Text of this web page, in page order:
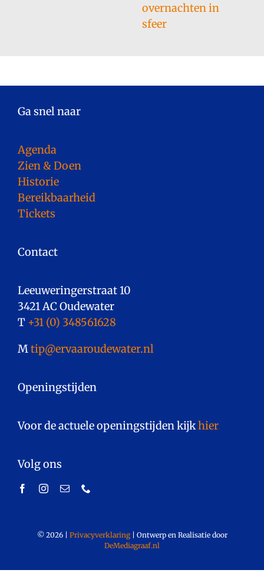
overnachten in
sfeer
Ga snel naar
Agenda
Zien & Doen
Historie
Bereikbaarheid
Tickets
Contact
Leeuweringerstraat 10
3421 AC Oudewater
T +31 (0) 348561628
Mtip@ervaaroudewater.nl
Openingstijden
Voor de actuele openingstijden kijkhier.
Volg ons
© 2026 Privacyverklaring| Ontwerp en Realisatie door
DeMediagraaf.nl